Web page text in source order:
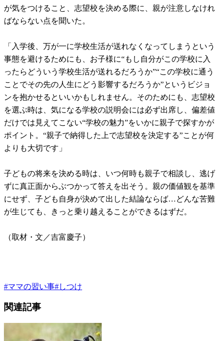
が気をつけること、志望校を決める際に、親が注意しなけれ
ばならない点を聞いた。
「入学後、万が一に学校生活が送れなくなってしまうという
事態を避けるためにも、お子様に“もし自分がこの学校に入
ったらどういう学校生活が送れるだろうか”“この学校に通う
ことでその先の人生にどう影響するだろうか”というビジョ
ンを抱かせるといいかもしれません。そのためにも、志望校
を選ぶ時は、気になる学校の説明会には必ず出席し、偏差値
だけでは見えてこない“学校の魅力”をいかに親子で探すかが
ポイント。“親子で納得した上で志望校を決定する”ことが何
よりも大切です」
子どもの将来を決める時は、いつ何時も親子で相談し、逃げ
ずに真正面からぶつかって答えを出そう。親の価値観を基準
にせず、子ども自身が決めて出した結論ならば…どんな苦難
が生じても、きっと乗り越えることができるはずだ。
（取材・文／吉富慶子）
#ママの習い事#しつけ
関連記事